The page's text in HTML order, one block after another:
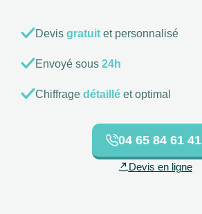
Devis gratuit et personnalisé
Envoyé sous 24h
Chiffrage détaillé et optimal
04 65 84 61 41
Devis en ligne